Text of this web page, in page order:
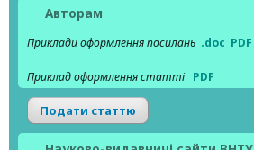
Авторам
Приклади оформлення посилань .doc PDF
Приклад оформлення статті PDF
Подати статтю